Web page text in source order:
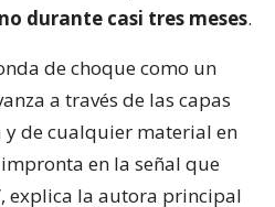
durante casi tres meses.
de choque como un
a través de las capas
y de cualquier material en
en la señal que
explica la autora principal